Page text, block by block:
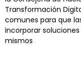
Transformación
comunes para que
incorporar
mismos